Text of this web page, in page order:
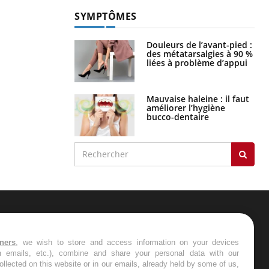
SYMPTÔMES
Douleurs de l’avant-pied :
des métatarsalgies à 90 %
liées à problème d’appui
Mauvaise haleine : il faut
améliorer l’hygiène
bucco-dentaire
les semaines les meilleures
, we wish to store and access information on your devices
emails, etc.), combine and share your personal data with our
on this website or in our emails, already held by some of us,